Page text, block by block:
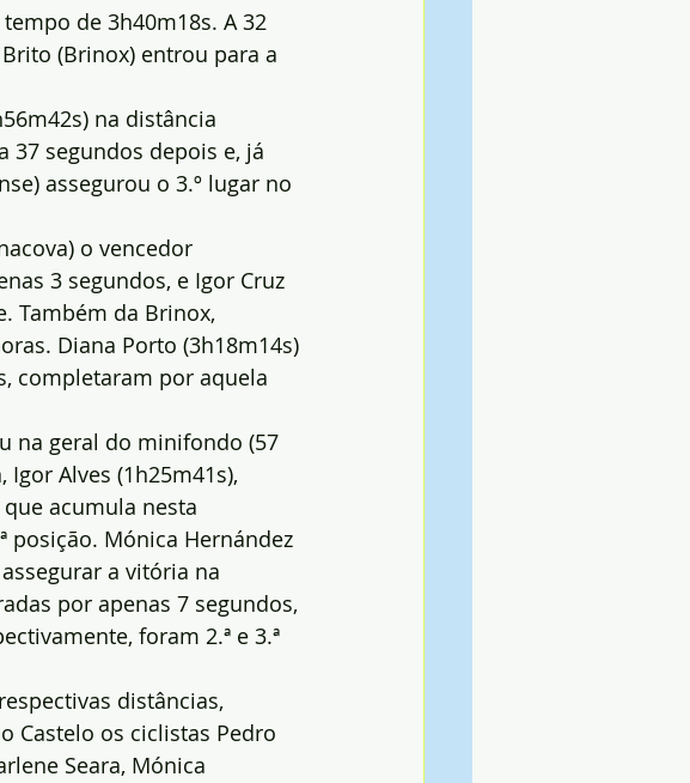
de 3h40m18s. A 32
(Brinox) entrou para a
na distância
37 segundos depois e, já
assegurou o 3.º lugar no
o vencedor
3 segundos, e Igor Cruz
Também da Brinox,
Diana Porto (3h18m14s)
completaram por aquela
na geral do minifondo (57
Alves (1h25m41s),
acumula nesta
posição. Mónica Hernández
a vitória na
por apenas 7 segundos,
foram 2.ª e 3.ª
distâncias,
Castelo os ciclistas Pedro
Seara, Mónica